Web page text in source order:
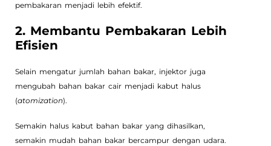
pembakaran menjadi lebih efektif.
2. Membantu Pembakaran Lebih
Efisien
Selain mengatur jumlah bahan bakar, injektor juga
mengubah bahan bakar cair menjadi kabut halus
(atomization).
Semakin halus kabut bahan bakar yang dihasilkan,
semakin mudah bahan bakar bercampur dengan udara.